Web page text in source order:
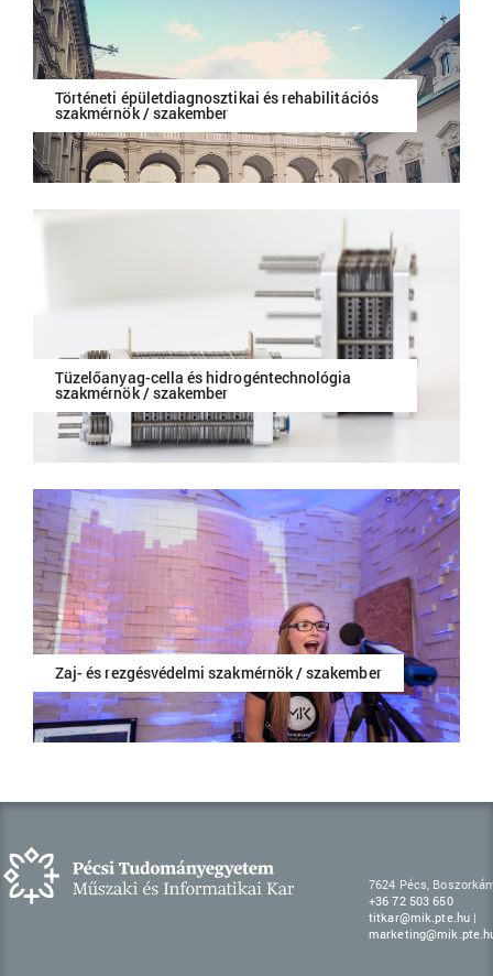
Történeti épületdiagnosztikai és rehabilitációs
szakmérnök / szakember
Tüzelőanyag-cella és hidrogéntechnológia
szakmérnök / szakember
Zaj- és rezgésvédelmi szakmérnök / szakember
7624 Pécs,
+36 72 503 650
titkar@mik.pte.hu |